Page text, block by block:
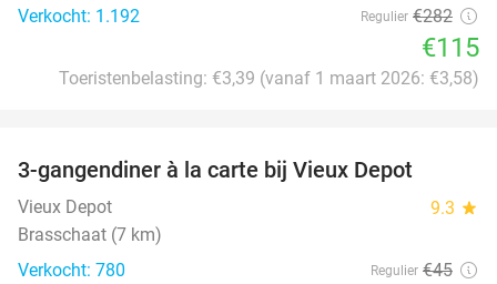
Verkocht: 1.192 Regulier €282
€115
Toeristenbelasting: €3,39 (vanaf 1 maart 2026: €3,58)
3-gangendiner à la carte bij Vieux Depot
Vieux Depot 9.3 star
Brasschaat (7 km)
Verkocht: 780
Regulier €45